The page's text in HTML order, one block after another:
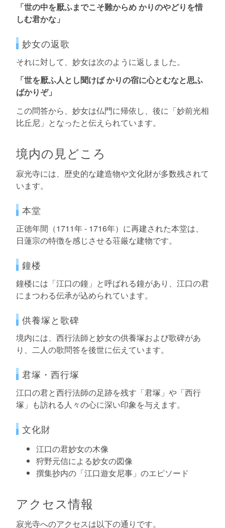
「世の中を厭ふまでこそ難からめ かりのやどりを惜
しむ君かな」
妙女の返歌
それに対して、妙女は次のように返しました。
「世を厭ふ人とし聞けば かりの宿に心とむなと思ふ
ばかりぞ」
この問答から、妙女は仏門に帰依し、後に「妙前光相
比丘尼」となったと伝えられています。
境内の見どころ
寂光寺には、歴史的な建造物や文化財が多数残されて
います。
本堂
正徳年間（1711年 - 1716年）に再建された本堂は、
日蓮宗の特徴を感じさせる荘厳な建物です。
鐘楼
鐘楼には「江口の鐘」と呼ばれる鐘があり、江口の君
にまつわる伝承が込められています。
供養塚と歌碑
境内には、西行法師と妙女の供養塚および歌碑があ
り、二人の歌問答を後世に伝えています。
君塚・西行塚
江口の君と西行法師の足跡を残す「君塚」や「西行
塚」も訪れる人々の心に深い印象を与えます。
文化財
江口の君妙女の木像
狩野元信による妙女の図像
撰集抄内の「江口遊女尼事」のエピソード
アクセス情報
寂光寺へのアクセスは以下の通りです。